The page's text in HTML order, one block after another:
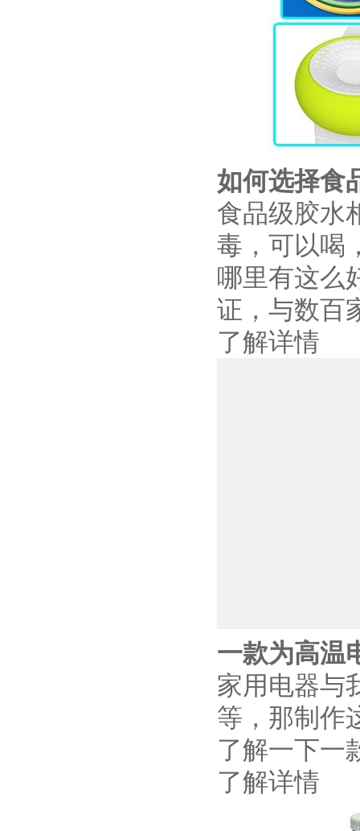
如何选择食
食品级胶水
毒，可以喝
哪里有这么
证，与数百
了解详情
一款为高温
家用电器与
等，那制作
了解一下一
了解详情